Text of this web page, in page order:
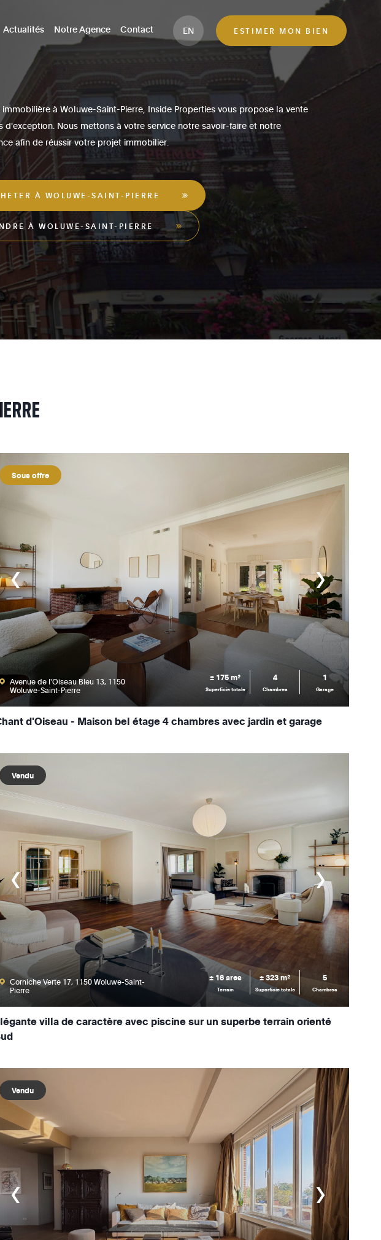
Actualités Notre Agence Contact EN ESTIMER MON BIEN
à Woluwe-Saint-Pierre, Inside Properties vous propose la vente
d'exception. Nous mettons à votre service notre savoir-faire et notre
afin de réussir votre projet immobilier.
À WOLUWE-SAINT-PIERRE
À WOLUWE-SAINT-PIERRE
Sous offre
Avenue de l'Oiseau Bleu 13, 1150
Woluwe-Saint-Pierre
± 175 m²
Superficie totale
4
Chambres
1
Garage
d'Oiseau - Maison bel étage 4 chambres avec jardin et garage
Vendu
Corniche Verte 17, 1150 Woluwe-Saint-
Pierre
± 16 ares
Terrain
± 323 m²
Superficie totale
5
Chambres
villa de caractère avec piscine sur un superbe terrain orienté
Vendu